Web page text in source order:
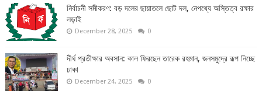
নির্বাচনী সমীকরণ: বড় দলের ছায়াতলে ছোট দল, নেপথ্যে অস্তিত্ব রক্ষার
লড়াই
December 28, 2025 0
দীর্ঘ প্রতীক্ষার অবসান: কাল ফিরছেন তারেক রহমান, জনসমুদ্রে রূপ নিচ্ছে
ঢাকা
December 24, 2025 0